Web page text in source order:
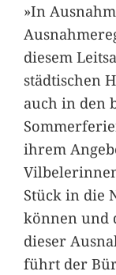
»In
diesem
städtischen
auch in den
ihrem
Stück in die
können und
dieser
führt der